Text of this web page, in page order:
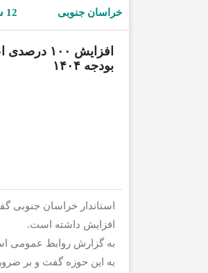
خراسان جنوبی 12 سپتامبر 2025 - 11 ماه پیش
افزایش
بودجه ۱۴۰۴
افزایش داشته است.
به گزارش روابط عمومی
به این حوزه گفت و بر